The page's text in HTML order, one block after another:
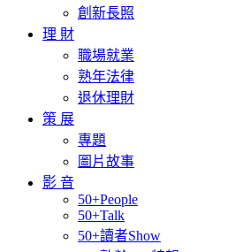
創新長照
理 財
職場就業
熟年法律
退休理財
策 展
專題
圖片故事
影 音
50+People
50+Talk
50+讀者Show